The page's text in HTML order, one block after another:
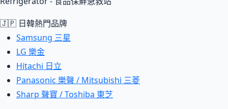
🇯🇵 日韓熱門品牌
Samsung 三星
LG 樂金
Hitachi 日立
Panasonic 樂聲 / Mitsubishi 三菱
Sharp 聲寶 / Toshiba 東芝